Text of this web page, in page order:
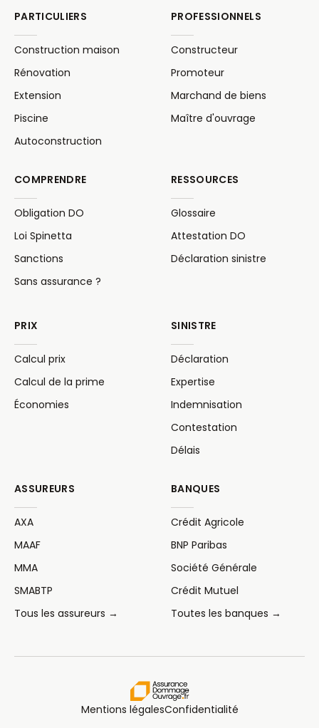
PARTICULIERS
Construction maison
Rénovation
Extension
Piscine
Autoconstruction
PROFESSIONNELS
Constructeur
Promoteur
Marchand de biens
Maître d'ouvrage
COMPRENDRE
Obligation DO
Loi Spinetta
Sanctions
Sans assurance ?
RESSOURCES
Glossaire
Attestation DO
Déclaration sinistre
PRIX
Calcul prix
Calcul de la prime
Économies
SINISTRE
Déclaration
Expertise
Indemnisation
Contestation
Délais
ASSUREURS
AXA
MAAF
MMA
SMABTP
Tous les assureurs →
BANQUES
Crédit Agricole
BNP Paribas
Société Générale
Crédit Mutuel
Toutes les banques →
Mentions légalesConfidentialité